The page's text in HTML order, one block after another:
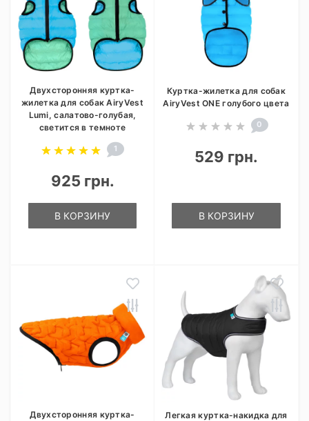
Двухсторонняя куртка-
жилетка для собак AiryVest
Lumi, салатово-голубая,
светится в темноте
1
925 грн.
В КОРЗИНУ
Куртка-жилетка для собак
AiryVest ONE голубого цвета
0
529 грн.
В КОРЗИНУ
Двухсторонняя куртка-
Легкая куртка-накидка для